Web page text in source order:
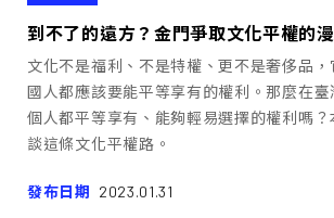
到不了的遠方？金門爭取文化平權的
文化不是福利、不是特權、更不是奢侈品
國人都應該要能平等享有的權利。那麼在
個人都平等享有、能夠輕易選擇的權利嗎
談這條文化平權路。
發布日期 2023.01.31